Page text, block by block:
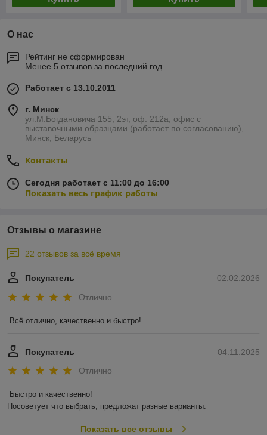
О нас
Рейтинг не сформирован
Менее 5 отзывов за последний год
Работает с 13.10.2011
г. Минск
ул.М.Богдановича 155, 2эт, оф. 212а, офис с
выставочными образцами (работает по согласованию),
Минск, Беларусь
Контакты
Сегодня работает с 11:00 до 16:00
Показать весь график работы
Отзывы о магазине
22 отзывов за всё время
02.02.2026
Покупатель
Отлично
Всё отлично, качественно и быстро!
04.11.2025
Покупатель
Отлично
Быстро и качественно!
Посоветует что выбрать, предложат разные варианты.
Показать все отзывы